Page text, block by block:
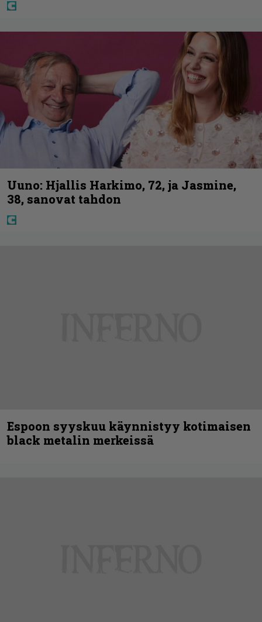
Uuno: Hjallis Harkimo, 72, ja Jasmine,
38, sanovat tahdon
Espoon syyskuu käynnistyy kotimaisen
black metalin merkeissä